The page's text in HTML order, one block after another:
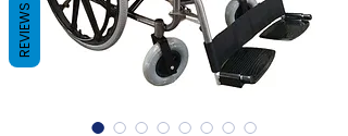
REVIEWS